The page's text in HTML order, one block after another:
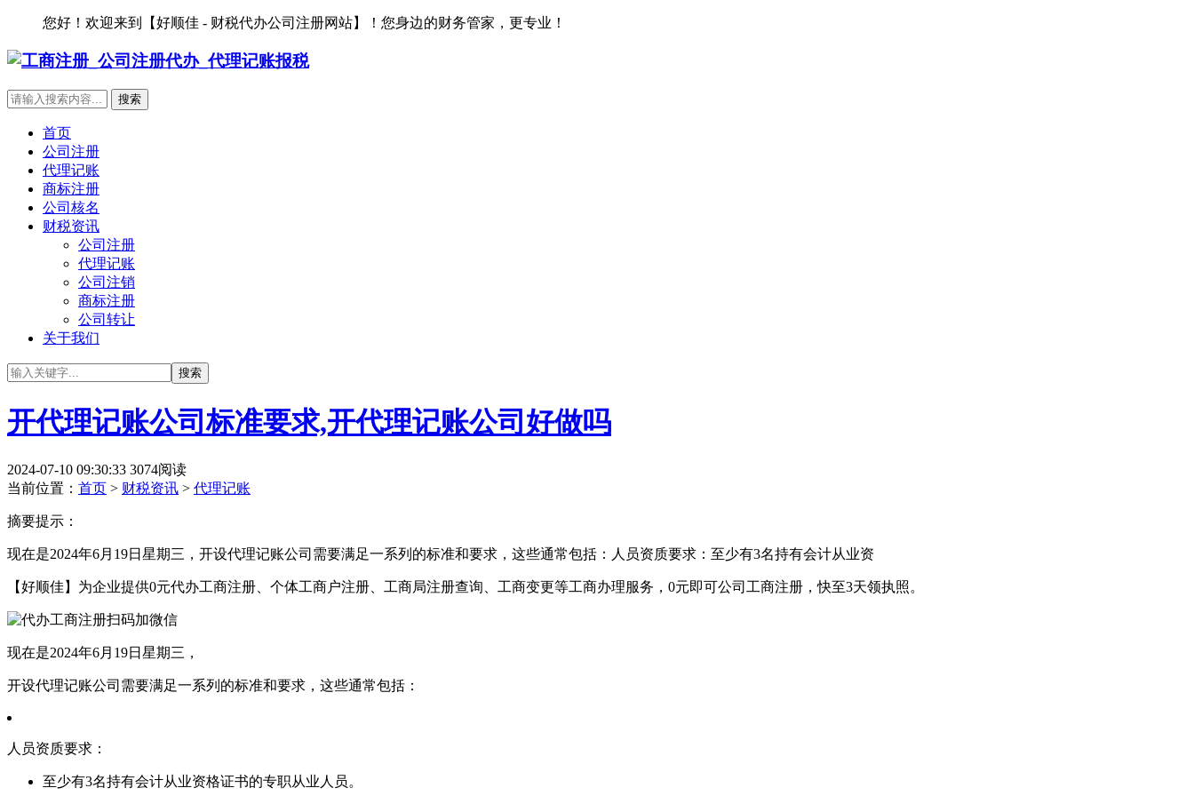
您好！欢迎来到【好顺佳 - 财税代办公司注册网站】！您身边的财务管家，更专业！
首页
公司注册
代理记账
商标注册
公司核名
财税资讯
公司注册
代理记账
公司注销
商标注册
公司转让
关于我们
开代理记账公司标准要求,开代理记账公司好做吗
2024-07-10 09:30:33 3074阅读
当前位置： 首页 > 财税资讯 > 代理记账
摘要提示：
现在是2024年6月19日星期三，开设代理记账公司需要满足一系列的标准和要求，这些通常包括：人员资质要求：至少有3名持有会计从业资
【好顺佳】为企业提供0元代办工商注册、个体工商户注册、工商局注册查询、工商变更等工商办理服务，0元即可公司工商注册，快至3天领执照。
现在是2024年6月19日星期三，
开设代理记账公司需要满足一系列的标准和要求，这些通常包括：
人员资质要求：
至少有3名持有会计从业资格证书的专职从业人员。